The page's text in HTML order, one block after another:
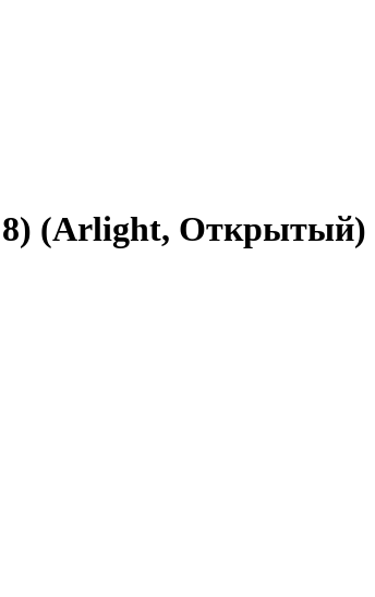
8) (Arlight, Открытый)